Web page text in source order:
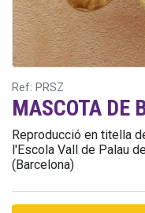
Ref: PRSZ
MASCOTA DE
Reproducció en titella
l'Escola Vall de Palau
(Barcelona)